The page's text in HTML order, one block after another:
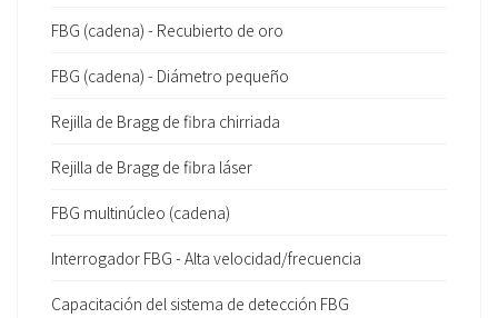
FBG (cadena) - Recubierto de oro
FBG (cadena) - Diámetro pequeño
Rejilla de Bragg de fibra chirriada
Rejilla de Bragg de fibra láser
FBG multinúcleo (cadena)
Interrogador FBG - Alta velocidad/frecuencia
Capacitación del sistema de detección FBG